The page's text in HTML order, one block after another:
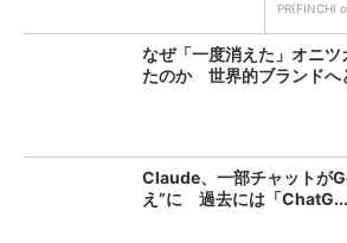
PR(FINCHI
なぜ「一度消えた」オニツ
たのか 世界的ブランドへ
Claude、一部チャットが
え”に 過去には「ChatG...